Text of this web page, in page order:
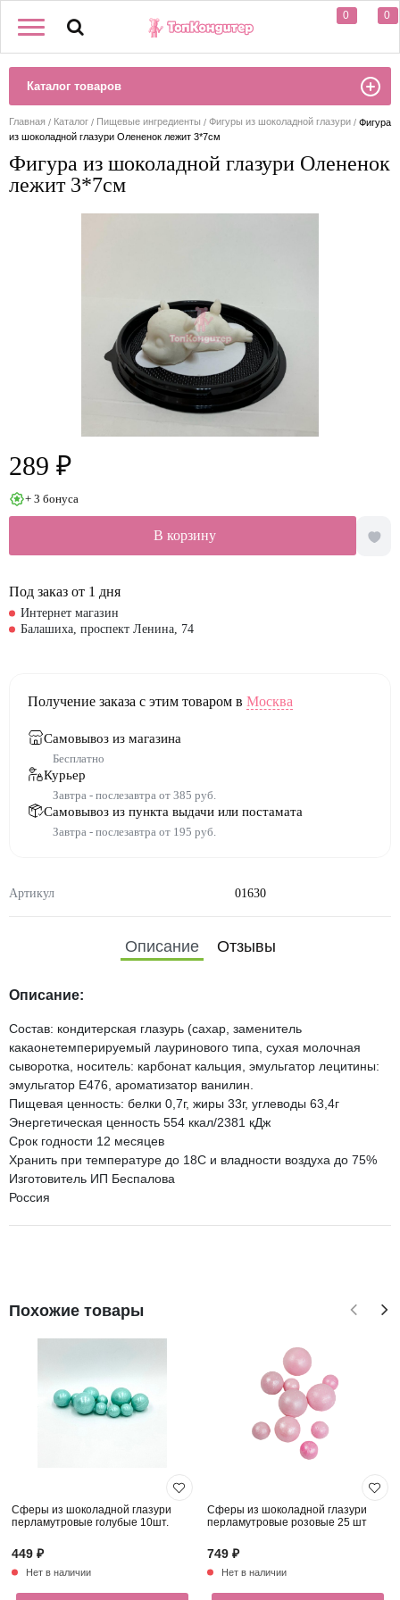
0 0
Каталог товаров
Главная Каталог Пищевые ингредиенты Фигуры из шоколадной глазури
Фигура
из шоколадной глазури Олененок лежит 3*7см
Фигура из шоколадной глазури Олененок
лежит 3*7см
Артикул 01630
289 ₽
+ 3 бонуса
В корзину
Под заказ от 1 дня
Интернет магазин
Балашиха, проспект Ленина, 74
Получение заказа с этим товаром в Москва
Самовывоз из магазина
Бесплатно
Курьер
Завтра - послезавтра от 385 руб.
Самовывоз из пункта выдачи или постамата
Завтра - послезавтра от 195 руб.
Описание Отзывы
Описание:
Состав: кондитерская глазурь (сахар, заменитель
какаонетемперируемый лауринового типа, сухая молочная
сыворотка, носитель: карбонат кальция, эмульгатор лецитины:
эмульгатор Е476, ароматизатор ванилин.
Пищевая ценность: белки 0,7г, жиры 33г, углеводы 63,4г
Энергетическая ценность 554 ккал/2381 кДж
Срок годности 12 месяцев
Хранить при температуре до 18С и владности воздуха до 75%
Изготовитель ИП Беспалова
Россия
Похожие товары
Сферы из шоколадной глазури
перламутровые голубые 10шт.
449 ₽
Нет в наличии
Сферы из шоколадной глазури
перламутровые розовые 25 шт
749 ₽
Нет в наличии